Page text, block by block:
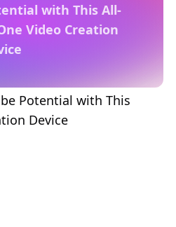
with This All-
Video Creation
Potential with This
Device